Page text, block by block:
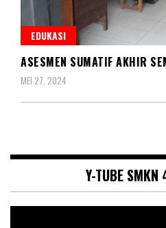
EDUKASI
ASESMEN SUMATIF AKHIR
MEI 27, 2024
Y-TUBE SMKN